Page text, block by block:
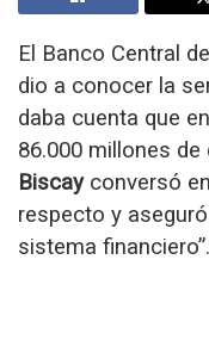
El Banco Central
dio a conocer la
daba cuenta que
86.000 millones
Biscay conversó
respecto y
sistema financiero”.